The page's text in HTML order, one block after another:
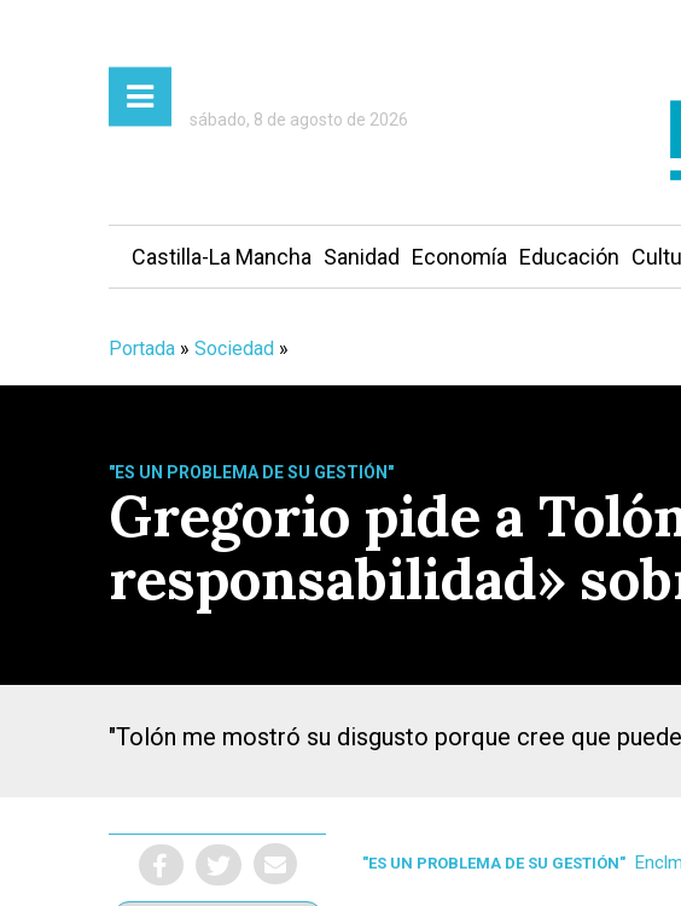
sábado, 8 de agosto de 2026
Castilla-La Mancha Sanidad Economía Educación
Portada » Sociedad »
"ES UN PROBLEMA DE SU GESTIÓN"
Gregorio pide a
responsabilidad»
"Tolón me mostró su disgusto porque cree que
"ES UN PROBLEMA DE SU GESTIÓN" Enclm